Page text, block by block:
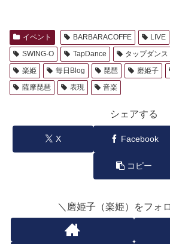
イベント BARBARACOFFE LIVE
SWING-O
TapDance タップダンス
楽姫
毎日Blog 琵琶 磨姫子
薩摩琵琶
表現 音楽
シェアする
X Facebook
コピー
＼磨姫子（楽姫）をフォ